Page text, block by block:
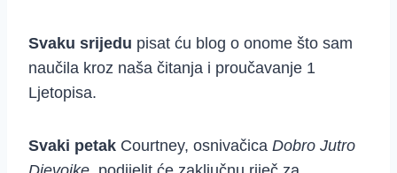
Svaku srijedu pisat ću blog o onome što sam
naučila kroz naša čitanja i proučavanje 1
Ljetopisa.
Svaki petak Courtney, osnivačica Dobro Jutro